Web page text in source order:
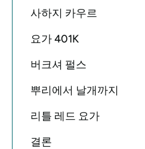
사하지 카우르
요가 401K
버크셔 펄스
뿌리에서 날개까지
리틀 레드 요가
결론